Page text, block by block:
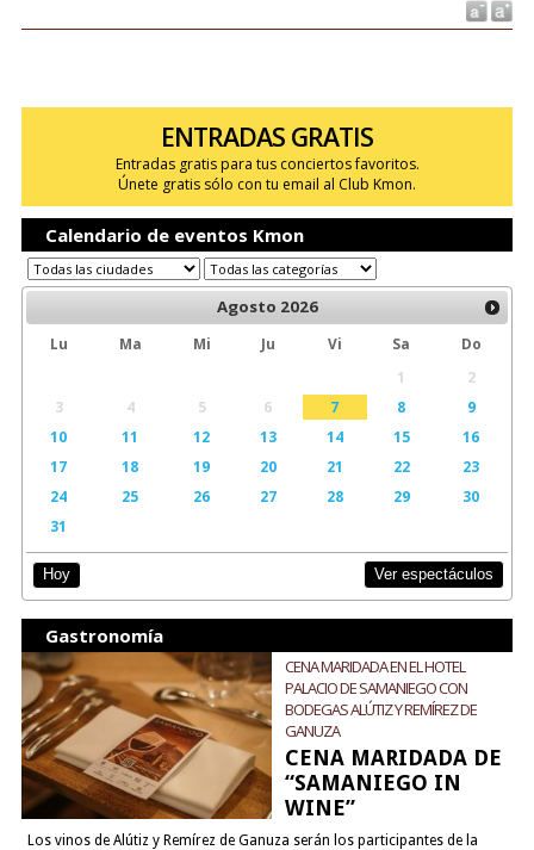
ENTRADAS GRATIS
Entradas gratis para tus conciertos favoritos.
Únete gratis sólo con tu email al Club Kmon.
Calendario de eventos Kmon
Agosto 2026
Lu Ma Mi Ju Vi Sa
Do
1
2
3
4 5 6 7 8
9
10
11 12 13 14 15
16
17
18 19 20 21 22
23
24
25 26 27 28 29
30
31
Hoy Ver espectáculos
Gastronomía
CENA MARIDADA EN EL HOTEL
PALACIO DE SAMANIEGO CON
BODEGAS ALÚTIZ Y REMÍREZ DE
GANUZA
CENA MARIDADA DE
“SAMANIEGO IN
WINE”
Los vinos de Alútiz y Remírez de Ganuza serán los participantes de la